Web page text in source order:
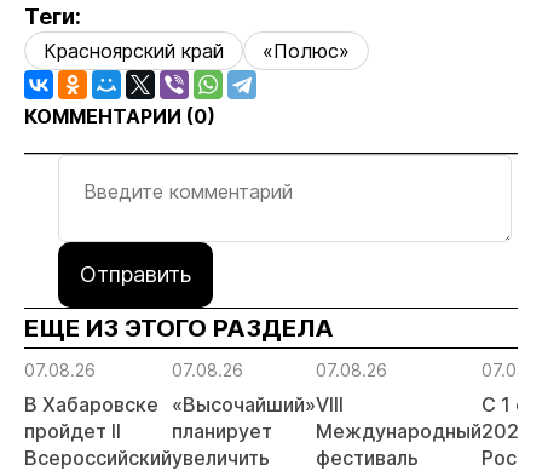
Теги:
Красноярский край «Полюс»
КОММЕНТАРИИ (0)
Отправить
ЕЩЕ ИЗ ЭТОГО РАЗДЕЛА
07.08.26
В Хабаровске
пройдет II
Всероссийский
07.08.26
«Высочайший»
планирует
увеличить
07.08.26
VIII
Международный
фестиваль
С 1
2026